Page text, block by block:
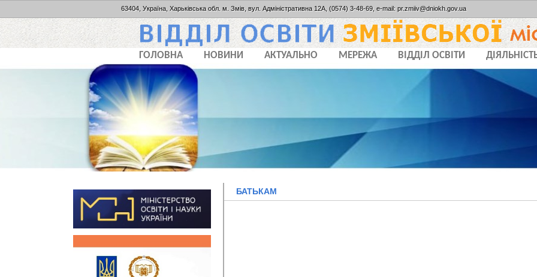
63404, Україна, Харьківська обл. м. Змів, вул. Адміністративна 12А, (0574) 3-48-69, e-mail: pr.zmiiv@dniokh.gov.ua
ГОЛОВНА НОВИНИ АКТУАЛЬНО МЕРЕЖА ВІДДІЛ ОСВІТИ
БАТЬКАМ